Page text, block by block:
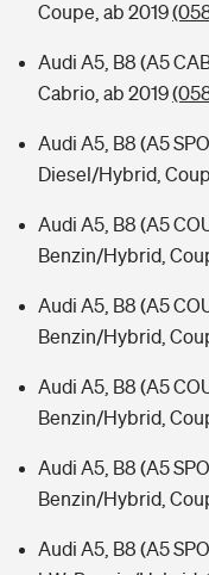
Coupe, ab 2019
Audi A5, B8 (A5
Cabrio, ab 2019
Audi A5, B8 (A5
Diesel/Hybrid,
Audi A5, B8 (A5
Benzin/Hybrid,
Audi A5, B8 (A5
Benzin/Hybrid,
Audi A5, B8 (A5
Benzin/Hybrid,
Audi A5, B8 (A5
Benzin/Hybrid,
Audi A5, B8 (A5